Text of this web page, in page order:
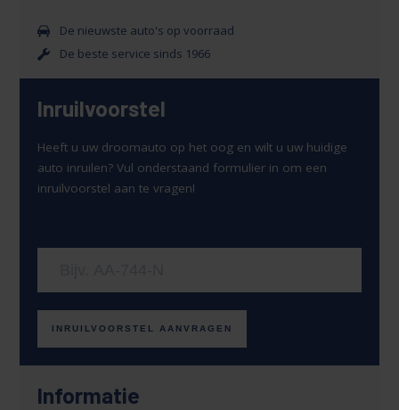
De nieuwste auto's op voorraad
De beste service sinds 1966
Inruilvoorstel
Heeft u uw droomauto op het oog en wilt u uw huidige
auto inruilen? Vul onderstaand formulier in om een
inruilvoorstel aan te vragen!
INRUILVOORSTEL AANVRAGEN
Informatie